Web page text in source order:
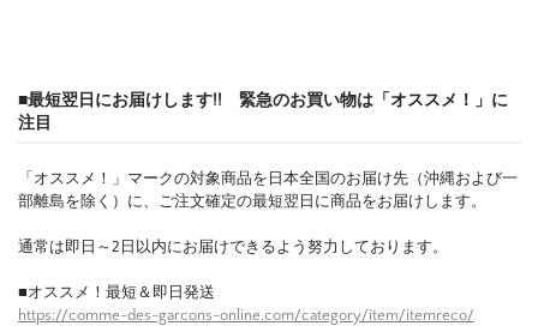
■最短翌日にお届けします!! 緊急のお買い物は「オススメ！」に
注目
「オススメ！」マークの対象商品を日本全国のお届け先（沖縄および一
部離島を除く）に、ご注文確定の最短翌日に商品をお届けします。
通常は即日～2日以内にお届けできるよう努力しております。
■オススメ！最短＆即日発送
https://comme-des-garcons-online.com/category/item/itemreco/